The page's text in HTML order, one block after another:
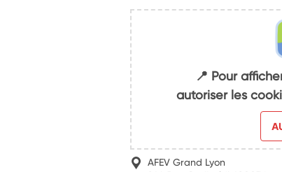
📍 Pour
autoriser les
AFEV Grand Lyon